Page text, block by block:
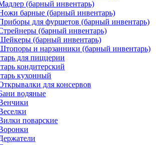
(барный инвентарь)
барные (барный инвентарь)
для фуршетов (барный инвентарь)
(барный инвентарь)
(барный инвентарь)
и нарзанники (барный инвентарь)
для пиццерии
кондитерский
кухонный
для консервов
водяные
поварские